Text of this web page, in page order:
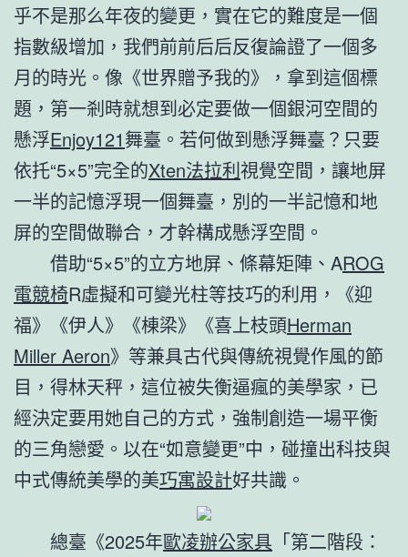
乎不是那么年夜的變更，實在它的難度是一個
指數級增加，我們前前后后反復論證了一個多
月的時光。像《世界贈予我的》，拿到這個標
題，第一剎時就想到必定要做一個銀河空間的
懸浮Enjoy121舞臺。若何做到懸浮舞臺？只要
依托“5×5”完全的Xten法拉利視覺空間，讓地屏
一半的記憶浮現一個舞臺，別的一半記憶和地
屏的空間做聯合，才幹構成懸浮空間。
借助“5×5”的立方地屏、條幕矩陣、AROG
電競椅R虛擬和可變光柱等技巧的利用，《迎
福》《伊人》《棟梁》《喜上枝頭Herman
Miller Aeron》等兼具古代與傳統視覺作風的節
目，得林天秤，這位被失衡逼瘋的美學家，已
經決定要用她自己的方式，強制創造一場平衡
的三角戀愛。以在“如意變更”中，碰撞出科技與
中式傳統美學的美巧寓設計好共識。
總臺《2025年歐凌辦公家具 「第二階段：